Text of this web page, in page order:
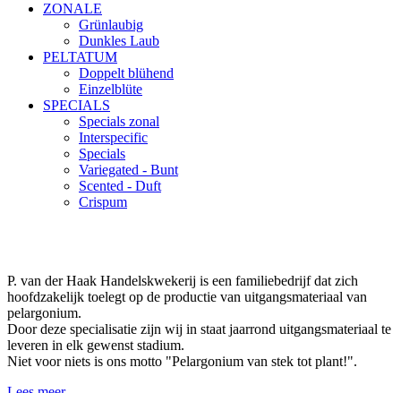
ZONALE
Grünlaubig
Dunkles Laub
PELTATUM
Doppelt blühend
Einzelblüte
SPECIALS
Specials zonal
Interspecific
Specials
Variegated - Bunt
Scented - Duft
Crispum
P. van der Haak Handelskwekerij is een familiebedrijf dat zich
hoofdzakelijk toelegt op de productie van uitgangsmateriaal van
pelargonium.
Door deze specialisatie zijn wij in staat jaarrond uitgangsmateriaal te
leveren in elk gewenst stadium.
Niet voor niets is ons motto "Pelargonium van stek tot plant!".